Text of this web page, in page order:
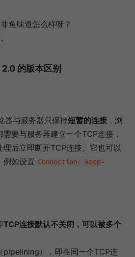
鱼味道怎么样呀？
的版本区别
器与服务器只保持短暂的连接 ，浏
要与服务器建立一个TCP连接，
理后立即断开TCP连接。它也可以
例如设置 Connection: keep-
TCP连接默认不关闭，可以被多个
pipelining），即在同一个TCP连